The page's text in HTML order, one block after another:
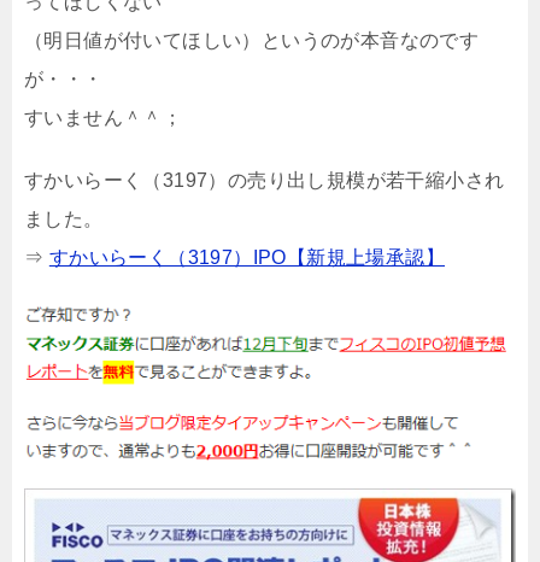
（明日値が付いてほしい）というのが本音なのです
が・・・
すいません＾＾；
すかいらーく（3197）の売り出し規模が若干縮小され
ました。
⇒ すかいらーく（3197）IPO【新規上場承認】